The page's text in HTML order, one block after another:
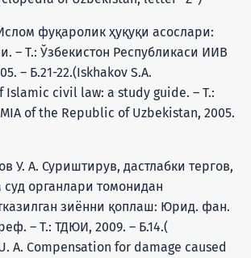
фуқаролик ҳуқуқи асослари:
– Т.: Ўзбекистон Республикаси ИИВ
– Б.21-22.(Iskhakov S.A.
Islamic civil law: a study guide. – T.:
of the Republic of Uzbekistan, 2005.
У. А. Суриштирув, дастлабки тергов,
суд органлари томонидан
зиённи қоплаш: Юрид. фан.
– Т.: ТДЮИ, 2009. – Б.14.(
A. Compensation for damage caused